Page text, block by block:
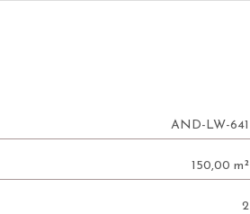
AND-LW-641
150,00 m²
2